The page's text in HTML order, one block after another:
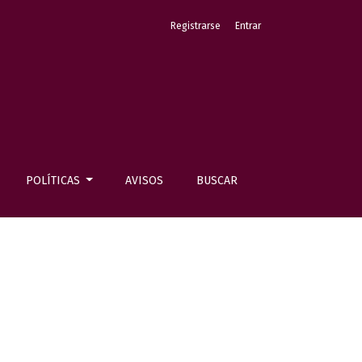
POLÍTICAS AVISOS BUSCAR
Registrarse Entrar